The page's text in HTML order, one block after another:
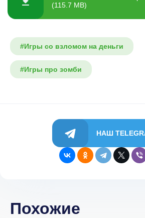
(115.7 MB)
#Игры со взломом на деньги
#Игры про зомби
НАШ
Похожие